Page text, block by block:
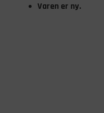
Varen er ny.